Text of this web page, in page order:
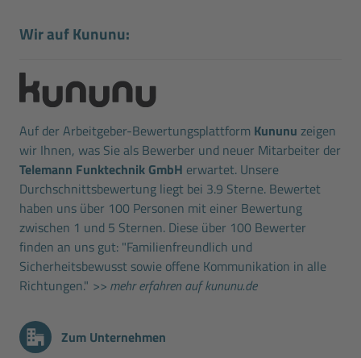
Wir auf Kununu:
Auf der Arbeitgeber-Bewertungsplattform Kununu zeigen
wir Ihnen, was Sie als Bewerber und neuer Mitarbeiter der
Telemann Funktechnik GmbH erwartet. Unsere
Durchschnittsbewertung liegt bei 3.9 Sterne. Bewertet
haben uns über 100 Personen mit einer Bewertung
zwischen 1 und 5 Sternen. Diese über 100 Bewerter
finden an uns gut: "Familienfreundlich und
Sicherheitsbewusst sowie offene Kommunikation in alle
Richtungen." >> mehr erfahren auf kununu.de
Zum Unternehmen